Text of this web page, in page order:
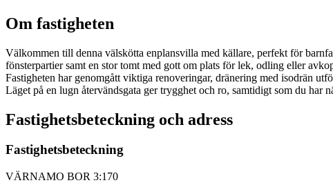
Om fastigheten
Välkommen till denna välskötta enplansvilla med källare, perfekt för
fönsterpartier samt en stor tomt med gott om plats för lek, odling eller
Fastigheten har genomgått viktiga renoveringar, dränering med isodrän
Läget på en lugn återvändsgata ger trygghet och ro, samtidigt som du
Fastighetsbeteckning och adress
Fastighetsbeteckning
VÄRNAMO BOR 3:170